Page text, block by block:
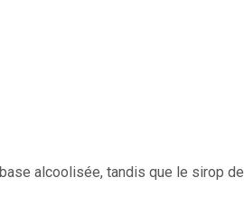
alcoolisée, tandis que le sirop de